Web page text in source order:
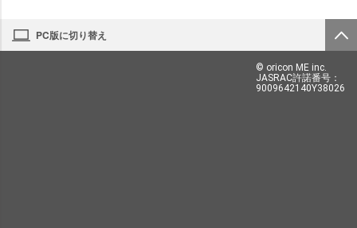
PC版に切り替え
© oricon ME inc.
JASRAC許諾番号：
9009642140Y38026